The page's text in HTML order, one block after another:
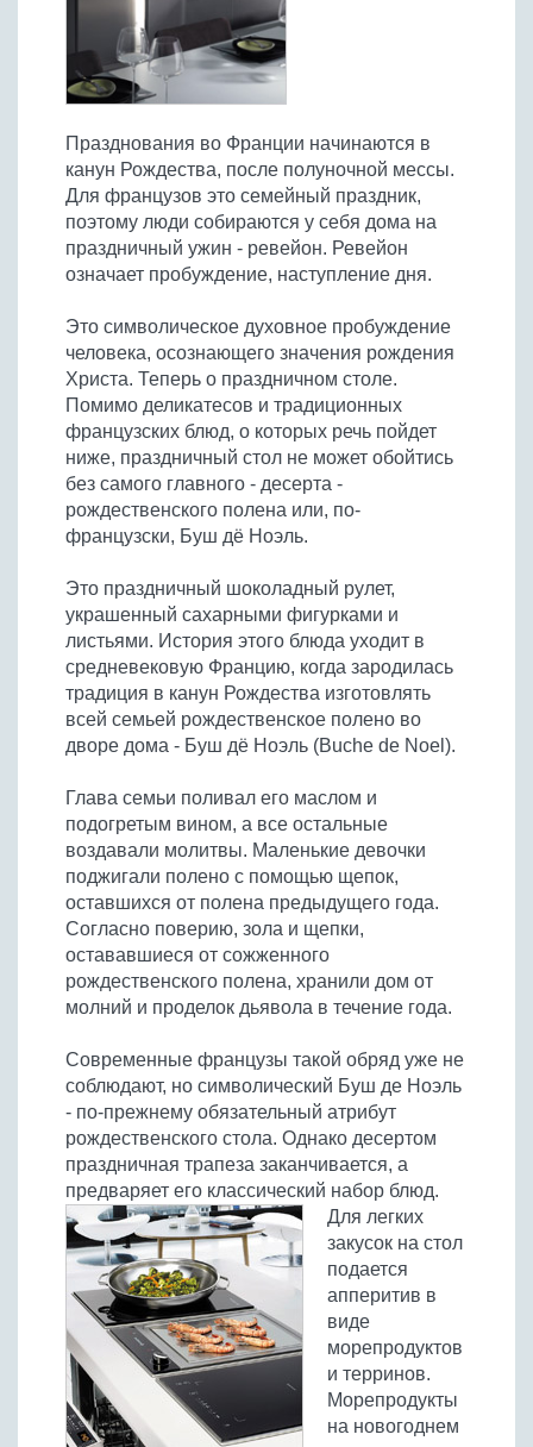
Празднования во Франции начинаются в
канун Рождества, после полуночной мессы.
Для французов это семейный праздник,
поэтому люди собираются у себя дома на
праздничный ужин - ревейон. Ревейон
означает пробуждение, наступление дня.
Это символическое духовное пробуждение
человека, осознающего значения рождения
Христа. Теперь о праздничном столе.
Помимо деликатесов и традиционных
французских блюд, о которых речь пойдет
ниже, праздничный стол не может обойтись
без самого главного - десерта -
рождественского полена или, по-
французски, Буш дё Ноэль.
Это праздничный шоколадный рулет,
украшенный сахарными фигурками и
листьями. История этого блюда уходит в
средневековую Францию, когда зародилась
традиция в канун Рождества изготовлять
всей семьей рождественское полено во
дворе дома - Буш дё Ноэль (Buche de Noel).
Глава семьи поливал его маслом и
подогретым вином, а все остальные
воздавали молитвы. Маленькие девочки
поджигали полено с помощью щепок,
оставшихся от полена предыдущего года.
Согласно поверию, зола и щепки,
остававшиеся от сожженного
рождественского полена, хранили дом от
молний и проделок дьявола в течение года.
Современные французы такой обряд уже не
соблюдают, но символический Буш де Ноэль
- по-прежнему обязательный атрибут
рождественского стола. Однако десертом
праздничная трапеза заканчивается, а
предваряет его классический набор блюд.
Для легких
закусок на стол
подается
апперитив в
виде
морепродуктов
и терринов.
Морепродукты
на новогоднем